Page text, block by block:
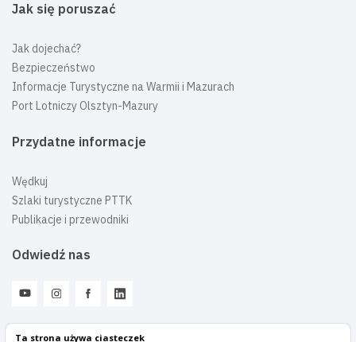
Ta strona używa ciasteczek
Jak się poruszać
Jak dojechać?
Bezpieczeństwo
Informacje Turystyczne na Warmii i Mazurach
Port Lotniczy Olsztyn-Mazury
Przydatne informacje
Wędkuj
Szlaki turystyczne PTTK
Publikacje i przewodniki
Odwiedź nas